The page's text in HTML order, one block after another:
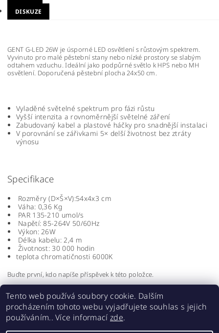
DISKUZE
GENT G-LED 26W je úsporné LED osvětlení s růstovým spektrem.
Vyvinuto pro malé pěstební stany nebo nízké prostory se slabým
odtahem vzduchu. Ideální jako podpůrné světlo k HPS nebo MH
osvětlení. Doporučená pěstební plocha 24x50 cm.
Vyladěné světelné spektrum pro fázi růstu
Vyšší intenzita a rovnoměrnější světelné záření
Zabudovaný kabel a plastové háčky pro snadnější instalaci
V porovnání se zářivkami 5× delší životnost bez ztráty
výnosu
Specifikace
Rozměry (D×Š×V):54x4x3 cm
Váha: 0,36 Kg
PAR 135-210 umol/s
Napětí: 85-264V 50/60Hz
Výkon: 26W
Délka kabelu: 2,4 m
Životnost: 30 000 hodin
teplota chromatičnosti 6000K
Buďte první, kdo napíše příspěvek k této položce.
Přidat komentář
Tento web používá soubory cookie. Dalším
procházením tohoto webu vyjadřujete souhlas s jejich
používáním.. Více informací zde.